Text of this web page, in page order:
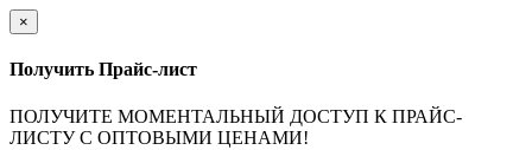
×
Получить Прайс-лист
ПОЛУЧИТЕ МОМЕНТАЛЬНЫЙ ДОСТУП К ПРАЙС-
ЛИСТУ С ОПТОВЫМИ ЦЕНАМИ!